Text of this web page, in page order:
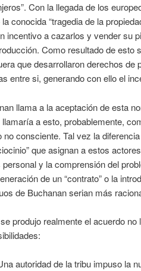
Con la llegada de los
conocida “tragedia de la
incentivo a cazarlos y vender su
Como resultado de esto
que desarrollaron derechos de
entre si, generando con ello el
llama a la aceptación de esta
a esto, probablemente,
no consciente. Tal vez la
que asignan a estos
personal y la comprensión del
de un “contrato” o la
de Buchanan serian más
produjo realmente el acuerdo no
autoridad de la tribu impuso la